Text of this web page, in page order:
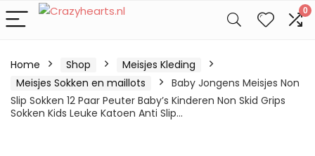
0
Home Shop
Meisjes Kleding
Meisjes Sokken en maillots
Baby Jongens Meisjes Non
Slip Sokken 12 Paar Peuter Baby’s Kinderen Non Skid Grips
Sokken Kids Leuke Katoen Anti Slip…